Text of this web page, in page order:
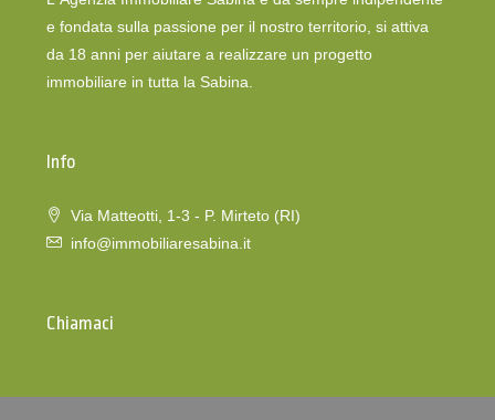
e fondata sulla passione per il nostro territorio, si attiva
da 18 anni per aiutare a realizzare un progetto
immobiliare in tutta la Sabina.
Info
Via Matteotti, 1-3 - P. Mirteto (RI)
info@immobiliaresabina.it
Chiamaci